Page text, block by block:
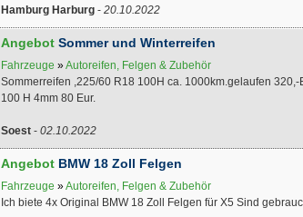
Hamburg Harburg - 20.10.2022
Angebot Sommer und Winterreifen
Fahrzeuge »Autoreifen, Felgen & Zubehör
Sommerreifen ,225/60 R18 100H ca. 1000km.gelaufen
100 H 4mm 80 Eur.
Soest - 02.10.2022
Angebot BMW 18 Zoll Felgen
Fahrzeuge »Autoreifen, Felgen & Zubehör
Ich biete 4x Original BMW 18 Zoll Felgen für X5 Sind